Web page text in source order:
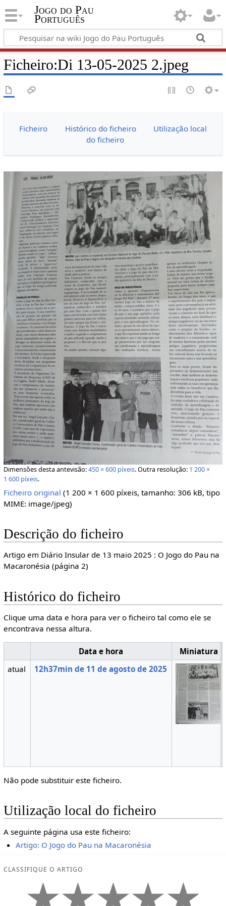
Jogo do Pau
Português
Ficheiro:Di 13-05-2025 2.jpeg
Ficheiro Histórico do ficheiro
Utilização local
do ficheiro
Dimensões desta antevisão:450 × 600 píxeis.Outra resolução: 1 200 ×
1 600 píxeis.
Ficheiro original (1 200 × 1 600 píxeis, tamanho: 306 kB, tipo
MIME: image/jpeg)
Descrição do ficheiro
Artigo em Diário Insular de 13 maio 2025 : O Jogo do Pau na
Macaronésia (página 2)
Histórico do ficheiro
Clique uma data e hora para ver o ficheiro tal como ele se
encontrava nessa altura.
Data e hora
Miniatura
atual
12h37min de 11 de agosto de 2025
Não pode substituir este ficheiro.
Utilização local do ficheiro
A seguinte página usa este ficheiro:
Artigo: O Jogo do Pau na Macaronésia
CLASSIFIQUE O ARTIGO